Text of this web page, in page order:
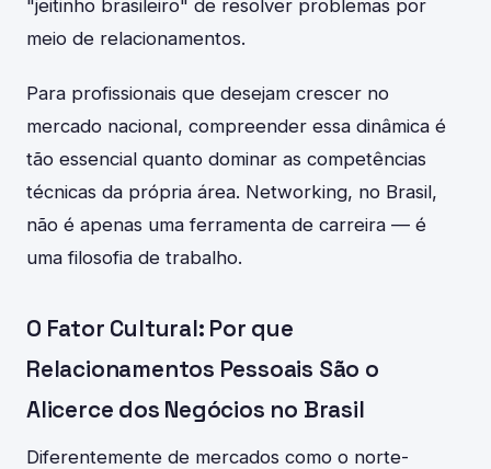
"jeitinho brasileiro" de resolver problemas por
meio de relacionamentos.
Para profissionais que desejam crescer no
mercado nacional, compreender essa dinâmica é
tão essencial quanto dominar as competências
técnicas da própria área. Networking, no Brasil,
não é apenas uma ferramenta de carreira — é
uma filosofia de trabalho.
O Fator Cultural: Por que
Relacionamentos Pessoais São o
Alicerce dos Negócios no Brasil
Diferentemente de mercados como o norte-